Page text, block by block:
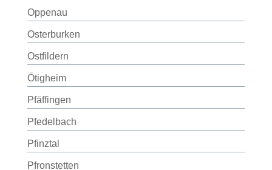
Oppenau
Osterburken
Ostfildern
Ötigheim
Pfäffingen
Pfedelbach
Pfinztal
Pfronstetten